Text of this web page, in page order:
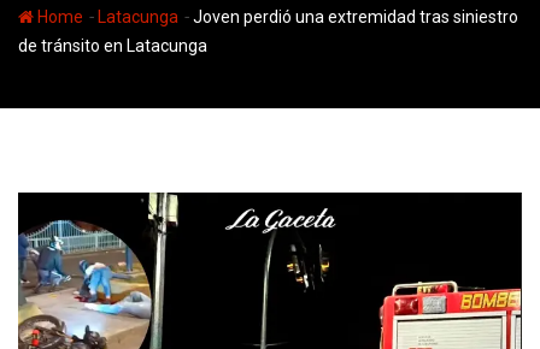
Home - Latacunga -Joven perdió una extremidad tras siniestro
de tránsito en Latacunga